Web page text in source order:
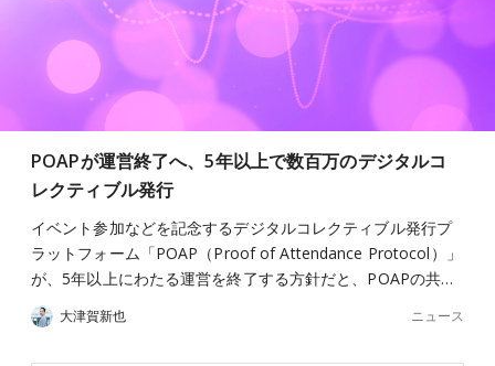
POAPが運営終了へ、5年以上で数百万のデジタルコ
レクティブル発行
イベント参加などを記念するデジタルコレクティブル発行プ
ラットフォーム「POAP（Proof of Attendance Protocol）」
が、5年以上にわたる運営を終了する方針だと、POAPの共…
大津賀新也 ニュース